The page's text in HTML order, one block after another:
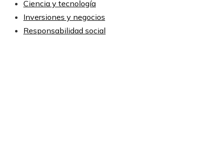
Ciencia y tecnología
Inversiones y negocios
Responsabilidad social